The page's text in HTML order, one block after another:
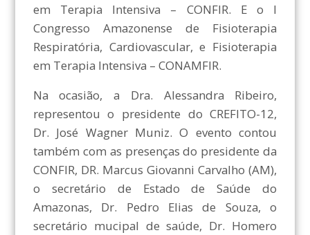
em Terapia Intensiva – CONFIR. E o I
Congresso Amazonense de Fisioterapia
Respiratória, Cardiovascular, e Fisioterapia
em Terapia Intensiva – CONAMFIR.
Na ocasião, a Dra. Alessandra Ribeiro,
representou o presidente do CREFITO-12,
Dr. José Wagner Muniz. O evento contou
também com as presenças do presidente da
CONFIR, DR. Marcus Giovanni Carvalho (AM),
o secretário de Estado de Saúde do
Amazonas, Dr. Pedro Elias de Souza, o
secretário mucipal de saúde, Dr. Homero